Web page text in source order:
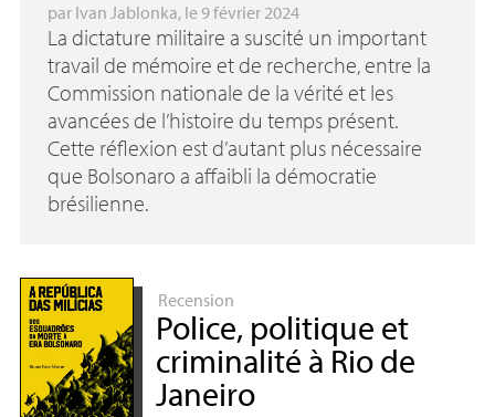
par Ivan Jablonka, le 9 février 2024
La dictature militaire a suscité un important
travail de mémoire et de recherche, entre la
Commission nationale de la vérité et les
avancées de l’histoire du temps présent.
Cette réflexion est d’autant plus nécessaire
que Bolsonaro a affaibli la démocratie
brésilienne.
Recension
Police, politique et
criminalité à Rio de
Janeiro